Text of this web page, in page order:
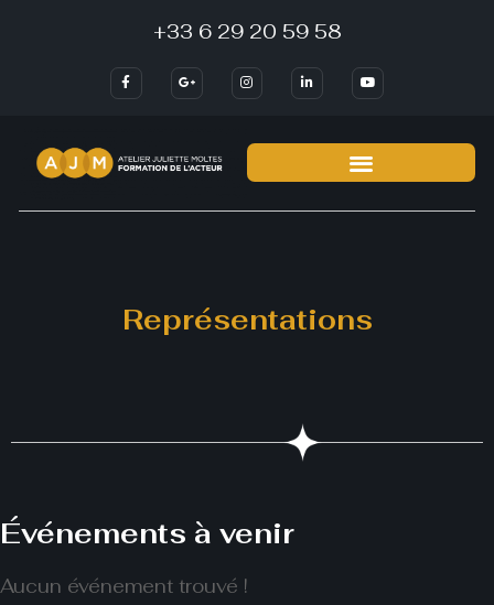
77 Rue de Charonne, 75011 Paris
Représentations
Événements à venir
Aucun événement trouvé !